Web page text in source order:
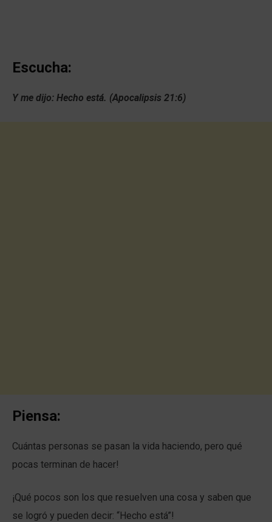
Escucha:
Y me dijo: Hecho está. (Apocalipsis 21:6)
Piensa:
Cuántas personas se pasan la vida haciendo, pero qué
pocas terminan de hacer!
¡Qué pocos son los que resuelven una cosa y saben que
se logró y pueden decir: “Hecho está”!